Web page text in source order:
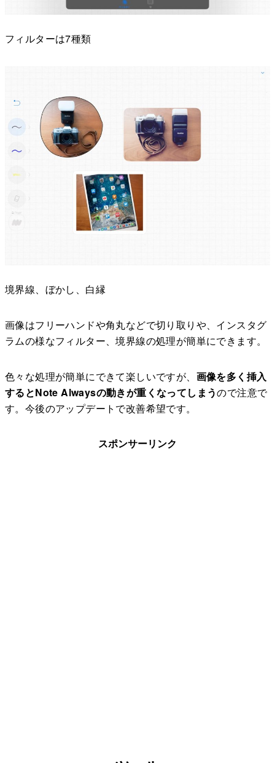
フィルターは7種類
境界線、ぼかし、白縁
画像はフリーハンドや角丸などで切り取りや、インスタグ
ラムの様なフィルター、境界線の処理が簡単にできます。
色々な処理が簡単にできて楽しいですが、 画像を多く挿入
するとNote Alwaysの動きが重くなってしまうので注意で
す。今後のアップデートで改善希望です。
スポンサーリンク